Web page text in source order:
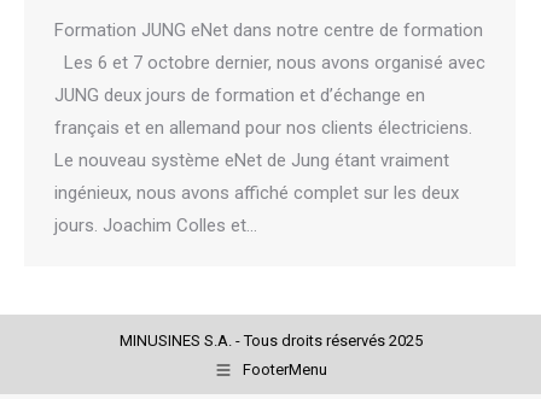
Formation JUNG eNet dans notre centre de formation
Les 6 et 7 octobre dernier, nous avons organisé avec
JUNG deux jours de formation et d’échange en
français et en allemand pour nos clients électriciens.
Le nouveau système eNet de Jung étant vraiment
ingénieux, nous avons affiché complet sur les deux
jours. Joachim Colles et…
MINUSINES S.A. - Tous droits réservés 2025
FooterMenu